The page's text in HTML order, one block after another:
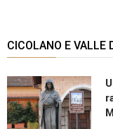
CICOLANO E VALLE